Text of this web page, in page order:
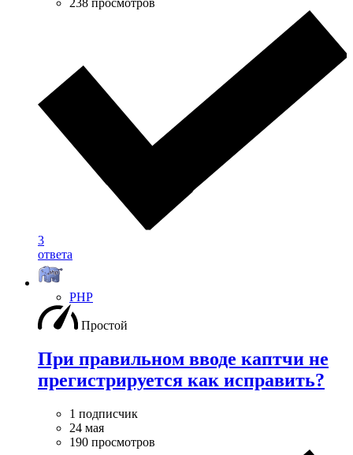
238 просмотров
3
ответа
PHP
Простой
При правильном вводе каптчи не
прегистрируется как исправить?
1 подписчик
24 мая
190 просмотров